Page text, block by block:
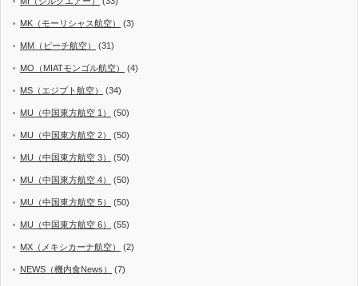
MK（モーリシャス航空） (3)
MM（ピーチ航空） (31)
MO（MIATモンゴル航空） (4)
MS（エジプト航空） (34)
MU（中国東方航空 1） (50)
MU（中国東方航空 2） (50)
MU（中国東方航空 3） (50)
MU（中国東方航空 4） (50)
MU（中国東方航空 5） (50)
MU（中国東方航空 6） (55)
MX（メキシカーナ航空） (2)
NEWS（機内食News） (7)